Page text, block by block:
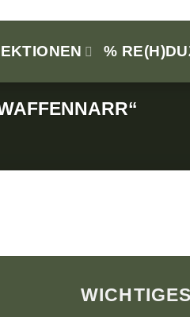
%
WICHTIGES